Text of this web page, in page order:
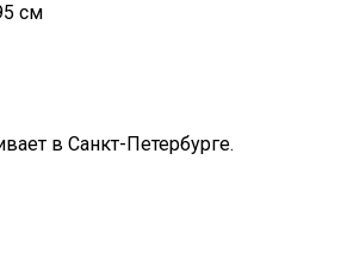
см
в Санкт-Петербурге.